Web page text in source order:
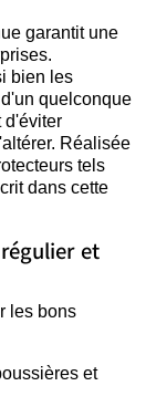
garantit une
bien les
quelconque
d'éviter
Réalisée
tels
dans cette
et
les bons
et